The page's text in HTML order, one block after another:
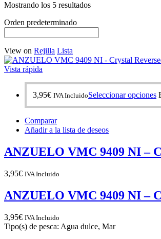
Mostrando los 5 resultados
Orden predeterminado
View on Rejilla Lista
Vista rápida
3,95€ IVA IncluidoSeleccionar opciones
Comparar
Añadir a la lista de deseos
ANZUELO VMC 9409 NI –
3,95€ IVA Incluido
ANZUELO VMC 9409 NI –
3,95€ IVA Incluido
Tipo(s) de pesca: Agua dulce, Mar